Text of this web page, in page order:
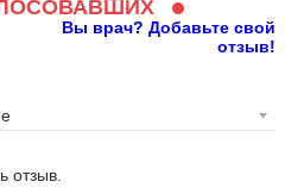
Вы врач? Добавьте свой
отзыв!
отзыв.